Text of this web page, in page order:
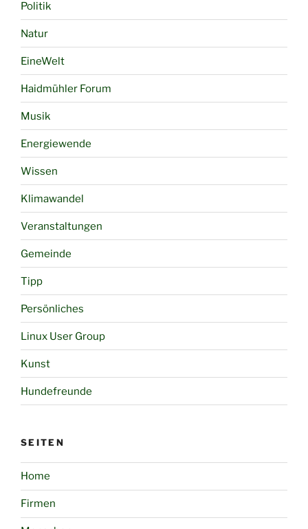
Politik
Natur
EineWelt
Haidmühler Forum
Musik
Energiewende
Wissen
Klimawandel
Veranstaltungen
Gemeinde
Tipp
Persönliches
Linux User Group
Kunst
Hundefreunde
SEITEN
Home
Firmen